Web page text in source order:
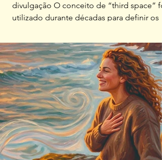
divulgação O conceito de “third space”
utilizado durante décadas para definir os
e trabalho. Cafés, clubes, livrarias, praças e
bares exerciam uma função importante na
dinâmica urbana por criarem ambientes de
convivência, troca e construção de
comunidade; eram lugares onde as
permaneciam não por obrigação, mas por
pertencimento. Nos últimos anos, porém,
relação com esses espaços mudo